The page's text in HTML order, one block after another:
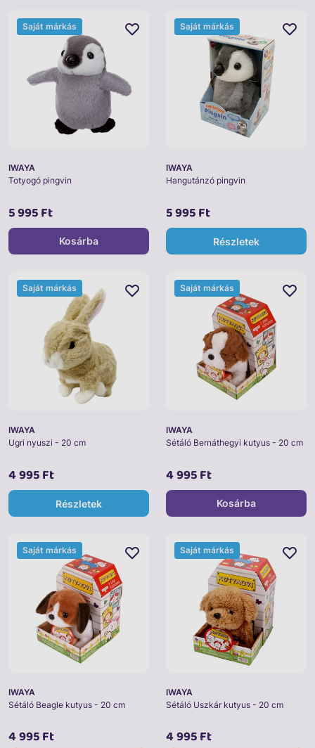
IWAYA
Totyogó pingvin
5 995 Ft
Saját márkás
Kosárba
IWAYA
Hangutánzó pingvin
5 995 Ft
Saját márkás
Részletek
IWAYA
Ugri nyuszi - 20 cm
4 995 Ft
Saját márkás
Részletek
IWAYA
Sétáló Bernáthegyi kutyus - 20 cm
4 995 Ft
Saját márkás
Kosárba
IWAYA
Sétáló Beagle kutyus - 20 cm
4 995 Ft
Saját márkás
IWAYA
Sétáló Uszkár kutyus - 20 cm
4 995 Ft
Saját márkás